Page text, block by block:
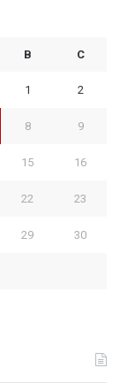
B C
1 2
8 9
15 16
22 23
29 30